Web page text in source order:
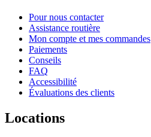
Pour nous contacter
Assistance routière
Mon compte et mes commandes
Paiements
Conseils
FAQ
Accessibilité
Évaluations des clients
Locations